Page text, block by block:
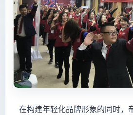
在构建年轻化品牌形象的同时，